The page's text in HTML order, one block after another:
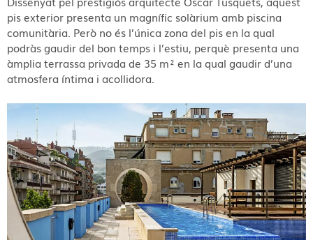
pis exterior presenta un magnífic solàrium amb piscina
comunitària. Però no és l’única zona del pis en la qual
podràs gaudir del bon temps i l’estiu, perquè presenta una
àmplia terrassa privada de 35 m² en la qual gaudir d’una
atmosfera íntima i acollidora.